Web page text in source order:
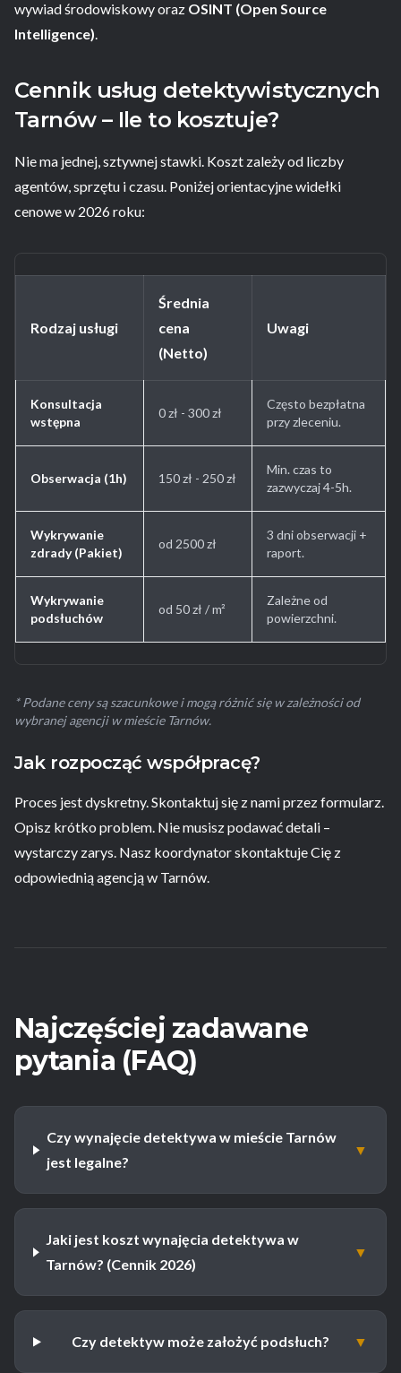
wywiad środowiskowy oraz OSINT (Open Source
Intelligence).
Cennik usług detektywistycznych
Tarnów – Ile to kosztuje?
Nie ma jednej, sztywnej stawki. Koszt zależy od liczby
agentów, sprzętu i czasu. Poniżej orientacyjne widełki
cenowe w 2026 roku:
Rodzaj usługi
Średnia
cena
(Netto)
Uwagi
Konsultacja
wstępna
0 zł - 300 zł
Często bezpłatna
przy zleceniu.
Obserwacja (1h) 150 zł - 250 zł
Min. czas to
zazwyczaj 4-5h.
Wykrywanie
zdrady (Pakiet)
od 2500 zł
3 dni obserwacji +
raport.
Wykrywanie
podsłuchów
od 50 zł / m²
Zależne od
powierzchni.
* Podane ceny są szacunkowe i mogą różnić się w zależności od
wybranej agencji w mieście Tarnów.
Jak rozpocząć współpracę?
Proces jest dyskretny. Skontaktuj się z nami przez formularz.
Opisz krótko problem. Nie musisz podawać detali –
wystarczy zarys. Nasz koordynator skontaktuje Cię z
odpowiednią agencją w Tarnów.
Najczęściej zadawane
pytania (FAQ)
Czy wynajęcie detektywa w mieście Tarnów
jest legalne?
▼
Jaki jest koszt wynajęcia detektywa w
Tarnów? (Cennik 2026)
▼
Czy detektyw może założyć podsłuch? ▼